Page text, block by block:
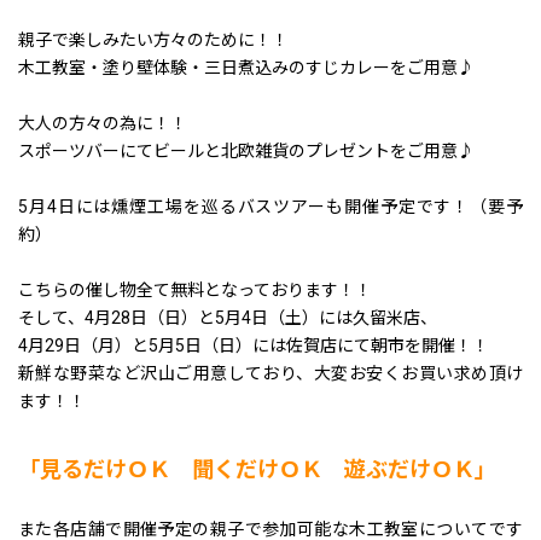
親子で楽しみたい方々のために！！
木工教室・塗り壁体験・三日煮込みのすじカレーをご用意♪
大人の方々の為に！！
スポーツバーにてビールと北欧雑貨のプレゼントをご用意♪
5月4日には燻煙工場を巡るバスツアーも開催予定です！（要予
約）
こちらの催し物全て無料となっております！！
そして、4月28日（日）と5月4日（土）には久留米店、
4月29日（月）と5月5日（日）には佐賀店にて朝市を開催！！
新鮮な野菜など沢山ご用意しており、大変お安くお買い求め頂け
ます！！
「見るだけＯＫ 聞くだけＯＫ 遊ぶだけＯＫ」
また各店舗で開催予定の親子で参加可能な木工教室についてです